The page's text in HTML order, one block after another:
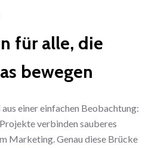
für alle, die
bewegen
einer einfachen Beobachtung:
verbinden sauberes
Marketing. Genau diese Brücke